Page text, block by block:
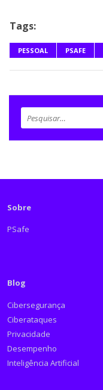
Tags:
PESSOAL PSAFE
Sobre
PSafe
Blog
Cibersegurança
Ciberataques
Privacidade
Desempenho
Inteligência Artificial